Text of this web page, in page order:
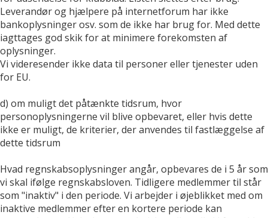
Leverandør og hjælpere på internetforum har ikke
bankoplysninger osv. som de ikke har brug for. Med dette
iagttages god skik for at minimere forekomsten af
oplysninger.
Vi videresender ikke data til personer eller tjenester uden
for EU.
d) om muligt det påtænkte tidsrum, hvor
personoplysningerne vil blive opbevaret, eller hvis dette
ikke er muligt, de kriterier, der anvendes til fastlæggelse af
dette tidsrum
Hvad regnskabsoplysninger angår, opbevares de i 5 år som
vi skal ifølge regnskabsloven. Tidligere medlemmer til står
som "inaktiv" i den periode. Vi arbejder i øjeblikket med om
inaktive medlemmer efter en kortere periode kan